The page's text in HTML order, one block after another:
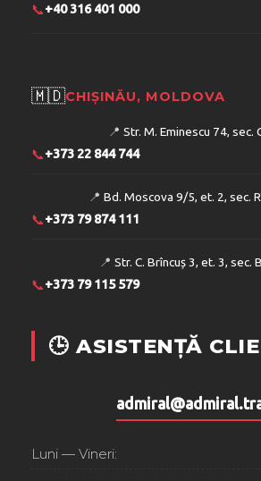
📞+40 316 401 000
🇲🇩CHIȘINĂU, MOLDOVA
📍 Str. M. Eminescu 74, sec.
📞+373 22 844 744
📍 Bd. Moscova 9/5, et. 2, sec.
📞+373 79 874 111
📍 Str. C. Brîncuș 3, et. 3, sec.
📞+373 79 115 579
🕒 ASISTENȚĂ
Luni — Vineri: